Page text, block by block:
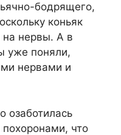
бодрящего,
коньяк
на нервы. А в
уже поняли,
нервами и
озаботилась
что